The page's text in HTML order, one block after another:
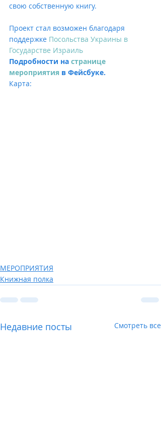
свою собственную книгу.
Проект стал возможен благодаря
поддержке Посольства Украины в
Государстве Израиль
Подробности на странице
мероприятия в Фейсбуке.
Карта:
МЕРОПРИЯТИЯ
Книжная полка
Недавние посты Смотреть все